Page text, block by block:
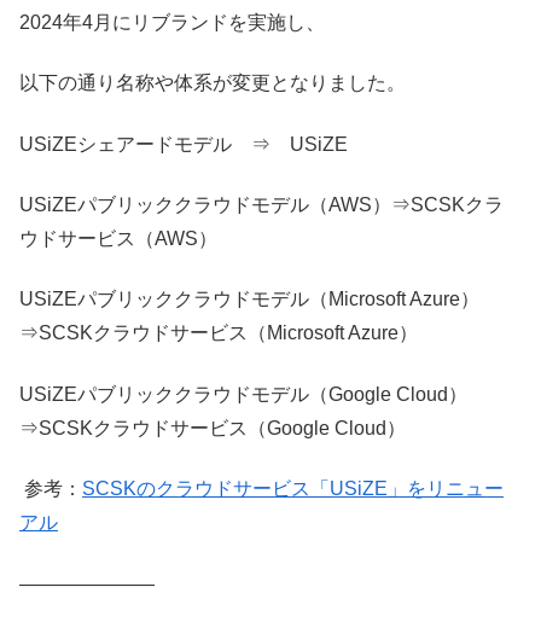
2024年4月にリブランドを実施し、
以下の通り名称や体系が変更となりました。
USiZEシェアードモデル ⇒ USiZE
USiZEパブリッククラウドモデル（AWS）⇒SCSKクラ
ウドサービス（AWS）
USiZEパブリッククラウドモデル（Microsoft Azure）
⇒SCSKクラウドサービス（Microsoft Azure）
USiZEパブリッククラウドモデル（Google Cloud）
⇒SCSKクラウドサービス（Google Cloud）
参考： SCSKのクラウドサービス「USiZE」をリニュー
アル
―――――――